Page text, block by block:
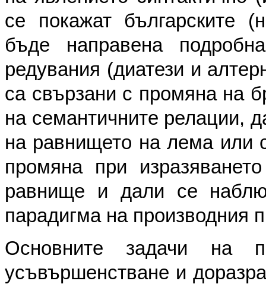
се покажат българските
бъде направена
редувания (диатези и
са свързани с промяна на
на семантичните релации,
на равнището на лема или
промяна при
равнище и дали се
парадигма на производния
Основните задачи на
усъвършенстване и